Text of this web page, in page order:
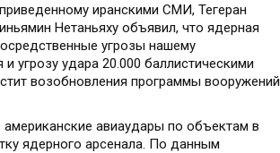
иранскими СМИ, Тегеран
Нетаньяху объявил, что ядерная
угрозы нашему
угрозу удара 20.000 баллистическими
возобновления программы вооружений
авиаудары по объектам в
ядерного арсенала. По данным